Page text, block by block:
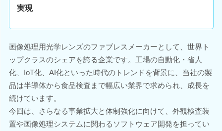
実現
画像処理用光学レンズのファブレスメーカーとして、世界ト
ップクラスのシェアを誇る企業です。工場の自動化・省人
化、IoT化、AI化といった時代のトレンドを背景に、当社の製
品は半導体から食品検査まで幅広い業界で求められ、成長を
続けています。
今回は、さらなる事業拡大と体制強化に向けて、外観検査装
置や画像処理システムに関わるソフトウェア開発を担ってい